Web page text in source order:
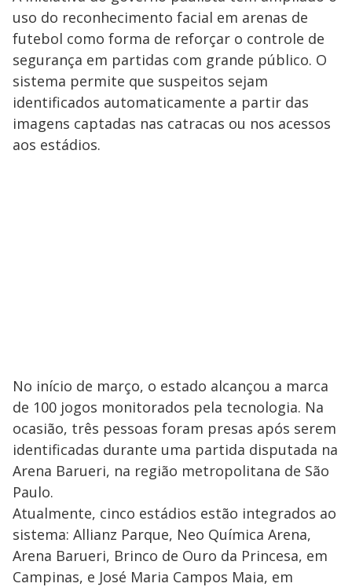
uso do reconhecimento facial em arenas de
futebol como forma de reforçar o controle de
segurança em partidas com grande público. O
sistema permite que suspeitos sejam
identificados automaticamente a partir das
imagens captadas nas catracas ou nos acessos
aos estádios.
No início de março, o estado alcançou a marca
de 100 jogos monitorados pela tecnologia. Na
ocasião, três pessoas foram presas após serem
identificadas durante uma partida disputada na
Arena Barueri, na região metropolitana de São
Paulo.
Atualmente, cinco estádios estão integrados ao
sistema: Allianz Parque, Neo Química Arena,
Arena Barueri, Brinco de Ouro da Princesa, em
Campinas, e José Maria Campos Maia, em